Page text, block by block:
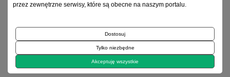
Gustaw Neusser 1840-1904
przez zewnętrzne serwisy, które są obecne na naszym portalu.
Dostosuj
Tylko niezbędne
Akceptuję wszystkie